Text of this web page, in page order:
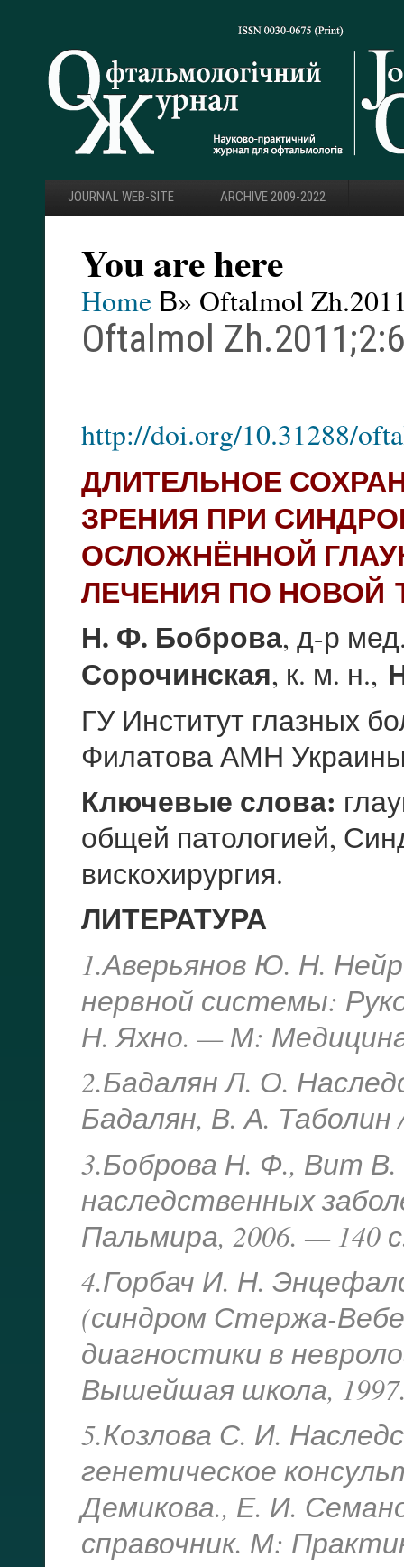
JOURNAL WEB-SITE ARCHIVE 2009-2022
You are here
Home В» Oftalmol
Oftalmol
http://doi.org/10.31288/
ДЛИТЕЛЬНОЕ
ЗРЕНИЯ ПРИ
ОСЛОЖНЁННОЙ
ЛЕЧЕНИЯ ПО НОВОЙ
Н. Ф. Боброва, д-р
Сорочинская, к. м. н.,
ГУ Институт глазных
Филатова АМН
Ключевые слова:
общей патологией,
вискохирургия.
ЛИТЕРАТУРА
1.Аверьянов Ю. Н.
нервной системы:
Н. Яхно. — М:
2.Бадалян Л. О.
Бадалян, В. А. Таболин
3.Боброва Н. Ф., Вит
наследственных
Пальмира, 2006. — 140
4.Горбач И. Н.
(синдром Стержа-
диагностики в
Вышейшая школа,
5.Козлова С. И.
генетическое
Демикова., Е. И.
справочник. М: